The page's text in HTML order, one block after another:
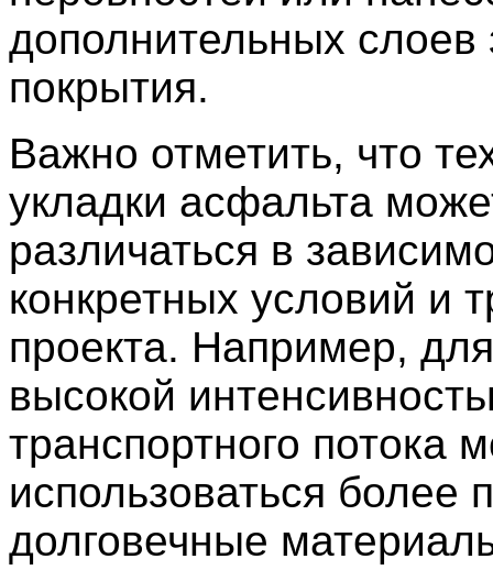
дополнительных слоев
покрытия.
Важно отметить, что
укладки асфальта
различаться в
конкретных условий и
проекта. Например,
высокой
транспортного потока
использоваться более
долговечные